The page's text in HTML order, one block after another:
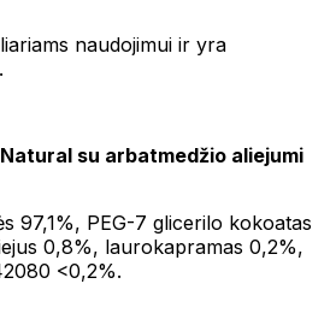
naudojimui ir yra
su arbatmedžio aliejumi
97,1%, PEG-7 glicerilo kokoatas
0,8%, laurokapramas 0,2%,
<0,2%.